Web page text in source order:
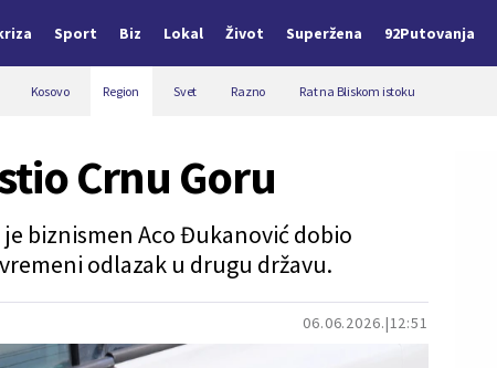
Sport Biz Lokal Život Superžena 92Putovanja
Kosovo Region Svet Razno Rat na Bliskom istoku
06.06.2026. 12:51
Crnu Goru
je biznismen Aco Đukanović dobio
odlazak u drugu državu.